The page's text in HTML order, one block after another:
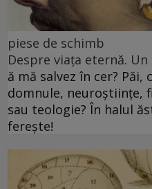
piese de schimb
Despre viața eternă.
ă mă salvez în cer? Păi,
domnule, neuroștiințe,
sau teologie? În halul
ferește!